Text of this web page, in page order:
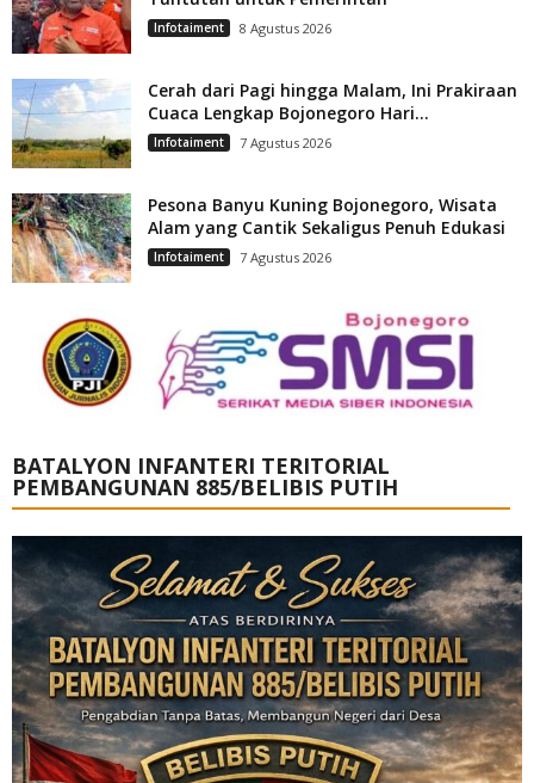
Infotaiment 8 Agustus 2026
Cerah dari Pagi hingga Malam, Ini Prakiraan
Cuaca Lengkap Bojonegoro Hari...
Infotaiment 7 Agustus 2026
Pesona Banyu Kuning Bojonegoro, Wisata
Alam yang Cantik Sekaligus Penuh Edukasi
Infotaiment 7 Agustus 2026
BATALYON INFANTERI TERITORIAL
PEMBANGUNAN 885/BELIBIS PUTIH